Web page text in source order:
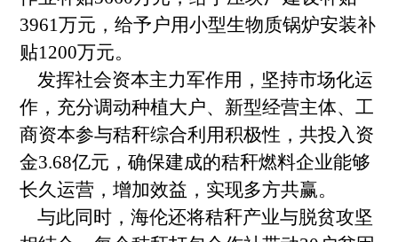
3961万元，给予户用小型生物质锅炉安装补
贴1200万元。
发挥社会资本主力军作用，坚持市场化运
作，充分调动种植大户、新型经营主体、工
商资本参与秸秆综合利用积极性，共投入资
金3.68亿元，确保建成的秸秆燃料企业能够
长久运营，增加效益，实现多方共赢。
与此同时，海伦还将秸秆产业与脱贫攻坚